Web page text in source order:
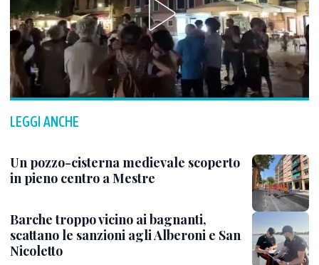
LEGGI ANCHE
Un pozzo-cisterna medievale scoperto
in pieno centro a Mestre
Barche troppo vicino ai bagnanti,
scattano le sanzioni agli Alberoni e San
Nicoletto